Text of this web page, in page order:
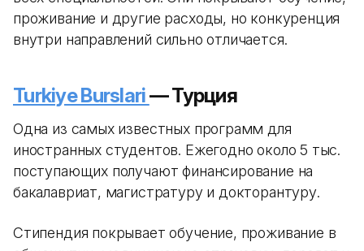
проживание и другие расходы, но конкуренция
внутри направлений сильно отличается.
Turkiye Burslari— Турция
Одна из самых известных программ для
иностранных студентов. Ежегодно около 5 тыс.
поступающих получают финансирование на
бакалавриат, магистратуру и докторантуру.
Стипендия покрывает обучение, проживание в